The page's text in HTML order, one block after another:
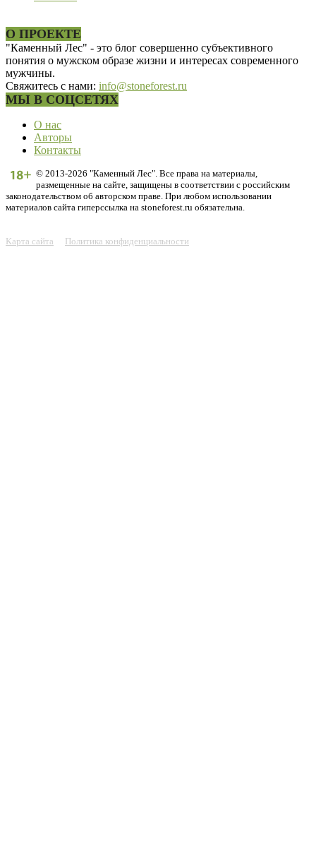
О ПРОЕКТЕ
"Каменный Лес" - это блог совершенно субъективного
понятия о мужском образе жизни и интересах современного
мужчины.
Свяжитесь с нами: info@stoneforest.ru
МЫ В СОЦСЕТЯХ
О нас
Авторы
Контакты
© 2013-2026 "Каменный Лес". Все права на материалы,
размещенные на сайте, защищены в соответствии с российским
законодательством об авторском праве. При любом использовании
материалов сайта гиперссылка на stoneforest.ru обязательна.
Карта сайта Политика конфиденциальности